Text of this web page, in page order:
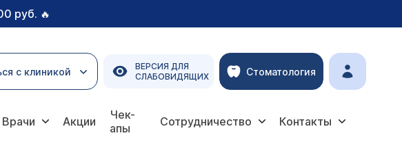
руб. 🔥
с клиникой
ВЕРСИЯ ДЛЯ
СЛАБОВИДЯЩИХ
Стоматология
Врачи Акции
Чек-
апы
Сотрудничество Контакты